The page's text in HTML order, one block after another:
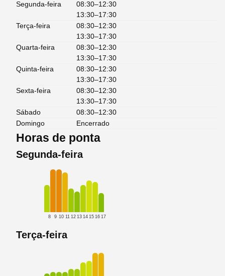
Segunda-feira
08:30–12:30
13:30–17:30
Terça-feira
08:30–12:30
13:30–17:30
Quarta-feira
08:30–12:30
13:30–17:30
Quinta-feira
08:30–12:30
13:30–17:30
Sexta-feira
08:30–12:30
13:30–17:30
Sábado
08:30–12:30
Domingo
Encerrado
Horas de ponta
Segunda-feira
8 9 10 11 12 13 14 15 16 17
Terça-feira